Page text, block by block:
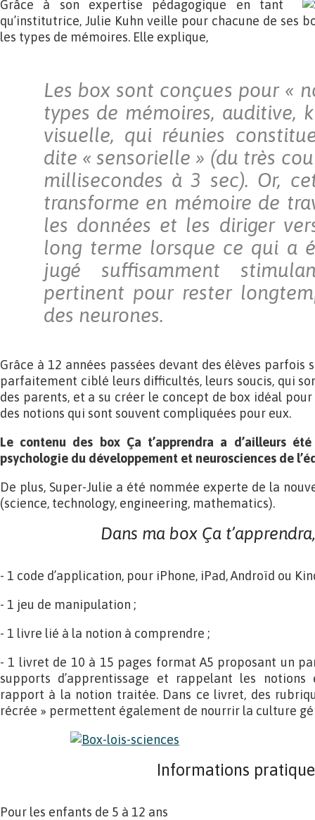
Grâce à son expertise pédagogique en tant
qu’institutrice, Julie Kuhn veille pour chacune de ses
les types de mémoires. Elle explique,
Les box sont conçues pour «
types de mémoires, auditive,
visuelle, qui réunies
dite « sensorielle » (du très
millisecondes à 3 sec). Or,
transforme en mémoire de
les données et les diriger
long terme lorsque ce qui a
jugé suffisamment
pertinent pour rester
des neurones.
Grâce à 12 années passées devant des élèves parfois
parfaitement ciblé leurs difficultés, leurs soucis, qui
des parents, et a su créer le concept de box idéal
des notions qui sont souvent compliquées pour eux.
Le contenu des box Ça t’apprendra a d’ailleurs
psychologie du développement et neurosciences de
De plus, Super-Julie a été nommée experte de la
(science, technology, engineering, mathematics).
Dans ma box Ça
- 1 code d’application, pour iPhone, iPad, Androïd ou
- 1 jeu de manipulation ;
- 1 livre lié à la notion à comprendre ;
- 1 livret de 10 à 15 pages format A5 proposant un
supports d’apprentissage et rappelant les
rapport à la notion traitée. Dans ce livret, des
récrée » permettent également de nourrir la culture
Informations
Pour les enfants de 5 à 12 ans